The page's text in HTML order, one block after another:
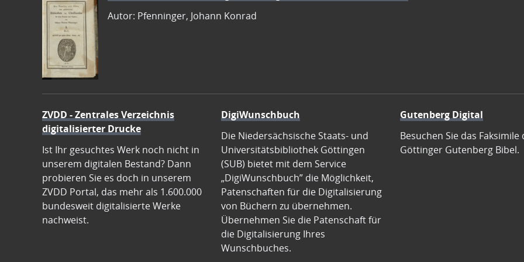
Autor: Pfenninger, Johann Konrad
ZVDD - Zentrales Verzeichnis
digitalisierter Drucke
Ist Ihr gesuchtes Werk noch nicht in
unserem digitalen Bestand? Dann
probieren Sie es doch in unserem
ZVDD Portal, das mehr als 1.600.000
bundesweit digitalisierte Werke
nachweist.
DigiWunschbuch
Die Niedersächsische Staats- und
Universitätsbibliothek Göttingen
(SUB) bietet mit dem Service
„DigiWunschbuch” die Möglichkeit,
Patenschaften für die Digitalisierung
von Büchern zu übernehmen.
Übernehmen Sie die Patenschaft für
die Digitalisierung Ihres
Wunschbuches.
Gutenberg Digital
Besuchen Sie das Faksimile
Göttinger Gutenberg Bibel.